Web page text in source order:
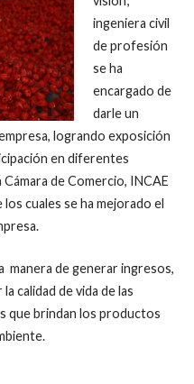
ingeniera civil
de profesión
se ha
encargado de
darle un
logrando exposición
en diferentes
de Comercio, INCAE
los cuales se ha mejorado el
manera de generar ingresos,
calidad de vida de las
que brindan los productos